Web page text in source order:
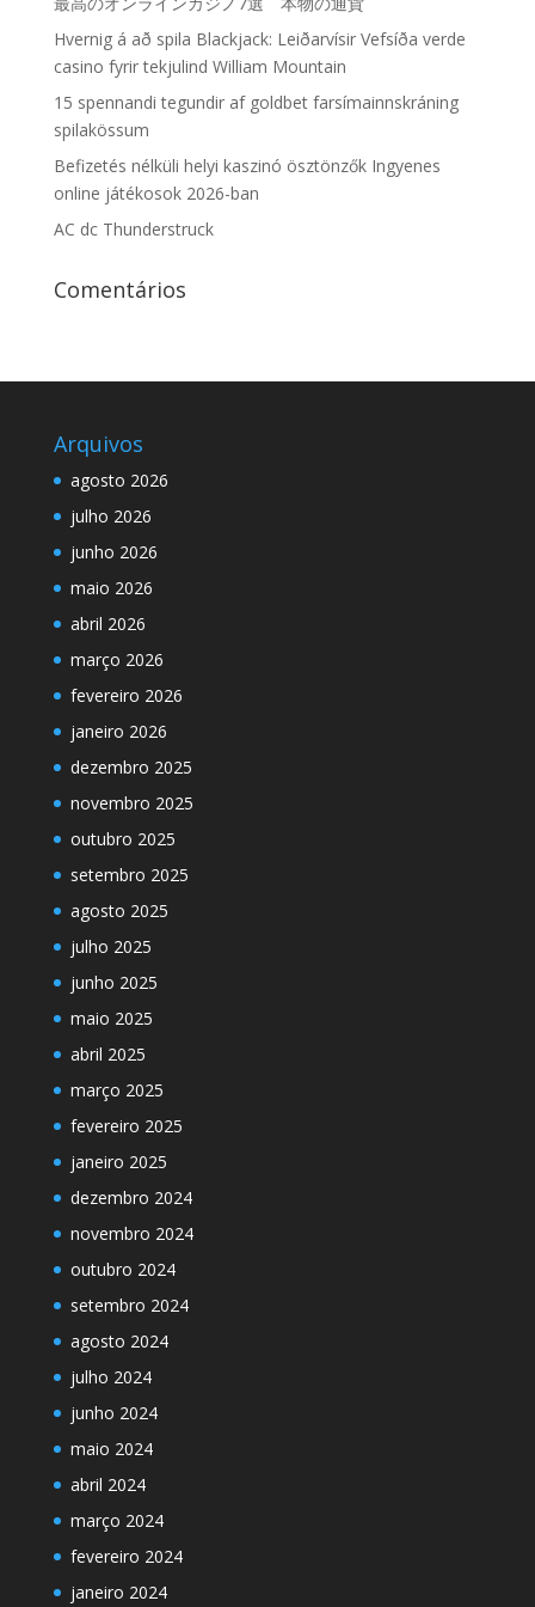
Hvernig á að spila Blackjack: Leiðarvísir Vefsíða verde
casino fyrir tekjulind William Mountain
15 spennandi tegundir af goldbet farsímainnskráning
spilakössum
Befizetés nélküli helyi kaszinó ösztönzők Ingyenes
online játékosok 2026-ban
AC dc Thunderstruck
Comentários
Arquivos
agosto 2026
julho 2026
junho 2026
maio 2026
abril 2026
março 2026
fevereiro 2026
janeiro 2026
dezembro 2025
novembro 2025
outubro 2025
setembro 2025
agosto 2025
julho 2025
junho 2025
maio 2025
abril 2025
março 2025
fevereiro 2025
janeiro 2025
dezembro 2024
novembro 2024
outubro 2024
setembro 2024
agosto 2024
julho 2024
junho 2024
maio 2024
abril 2024
março 2024
fevereiro 2024
janeiro 2024